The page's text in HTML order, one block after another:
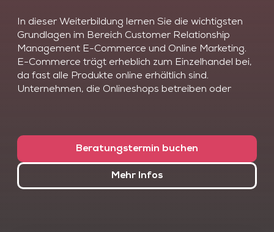
In dieser Weiterbildung lernen Sie die wichtigsten
Grundlagen im Bereich Customer Relationship
Management E-Commerce und Online Marketing.
E-Commerce trägt erheblich zum Einzelhandel bei,
da fast alle Produkte online erhältlich sind.
Unternehmen, die Onlineshops betreiben oder
Online Marketing ist die zentrale Schnittstelle
zwischen Kunden und digitalem Handel. Social
Media, Audio- und Videoformate sind dabei
Beratungstermin buchen
Mehr Infos